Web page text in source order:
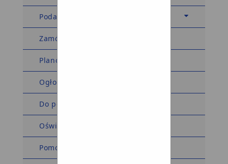
Podatki i opłaty
Zamówienia publiczne
Planowanie przestrzenne
Ogłoszenia i obwieszczenia
Do pobrania
Oświadczenia majątkowe
Pomoc społeczna